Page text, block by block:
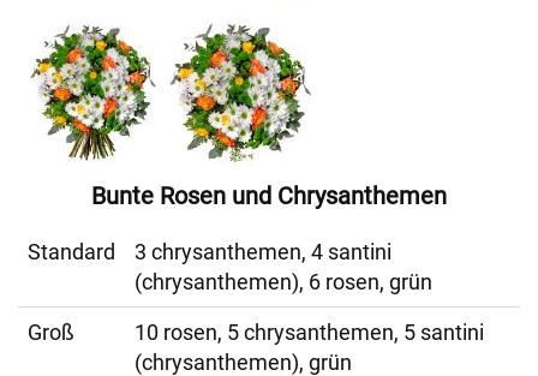
Bunte Rosen und Chrysanthemen
Standard
3 chrysanthemen, 4 santini
(chrysanthemen), 6 rosen, grün
Groß
10 rosen, 5 chrysanthemen, 5 santini
(chrysanthemen), grün